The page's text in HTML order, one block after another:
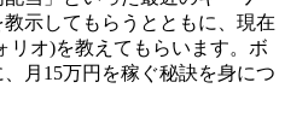
示してもらうとともに、現在
リオ)を教えてもらいます。ボ
月15万円を稼ぐ秘訣を身につ